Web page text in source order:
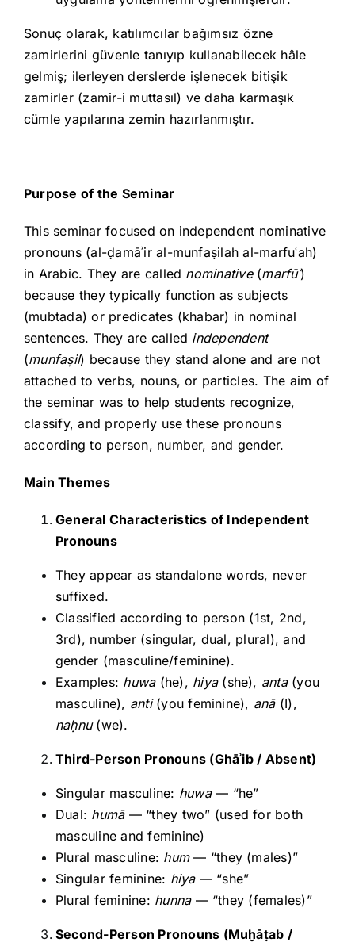
Sonuç olarak, katılımcılar bağımsız özne
zamirlerini güvenle tanıyıp kullanabilecek hâle
gelmiş; ilerleyen derslerde işlenecek bitişik
zamirler (zamir-i muttasıl) ve daha karmaşık
cümle yapılarına zemin hazırlanmıştır.
Purpose of the Seminar
This seminar focused on independent nominative
pronouns (al-ḍamāʾir al-munfaṣilah al-marfuʿah)
in Arabic. They are called nominative(marfūʿ)
because they typically function as subjects
(mubtada) or predicates (khabar) in nominal
sentences. They are called independent
(munfaṣil) because they stand alone and are not
attached to verbs, nouns, or particles. The aim of
the seminar was to help students recognize,
classify, and properly use these pronouns
according to person, number, and gender.
Main Themes
General Characteristics of Independent
Pronouns
They appear as standalone words, never
suffixed.
Classified according to person (1st, 2nd,
3rd), number (singular, dual, plural), and
gender (masculine/feminine).
Examples: huwa(he), hiya(she), anta(you
masculine), anti(you feminine), anā(I),
naḥnu(we).
Third-Person Pronouns (Ghāʾib / Absent)
Singular masculine: huwa— “he”
Dual: humā— “they two” (used for both
masculine and feminine)
Plural masculine: hum— “they (males)”
Singular feminine: hiya— “she”
Plural feminine: hunna— “they (females)”
Second-Person Pronouns (Muḫāṭab /